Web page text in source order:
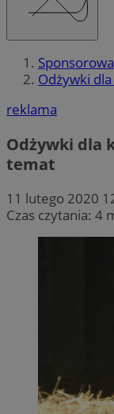
Odżywki
reklama
Odżywki dla
temat
11 lutego 2020
Czas czytania: 4